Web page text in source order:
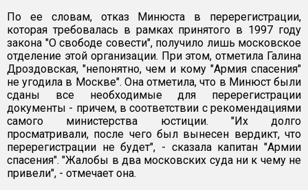
По ее словам, отказ Минюста в перерегистрации,
которая требовалась в рамках принятого в 1997 году
закона "О свободе совести", получило лишь московское
отделение этой организации. При этом, отметила Галина
Дроздовская, "непонятно, чем и кому "Армия спасения"
не угодила в Москве". Она отметила, что в Минюст были
сданы все необходимые для перерегистрации
документы - причем, в соответствии с рекомендациями
самого министерства юстиции. "Их долго
просматривали, после чего был вынесен вердикт, что
перерегистрации не будет", - сказала капитан "Армии
спасения". "Жалобы в два московских суда ни к чему не
привели", - отмечает она.